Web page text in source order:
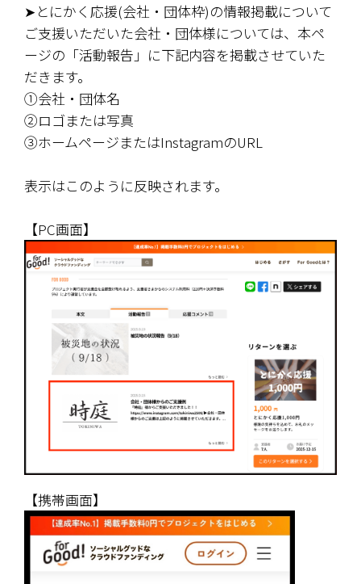
➤ とにかく応援(会社・団体枠)の情報掲載について
ご支援いただいた会社・団体様については、本ペ
ージの「活動報告」に下記内容を掲載させていた
だきます。
①会社・団体名
②ロゴまたは写真
③ホームページまたはInstagramのURL
表示はこのように反映されます。
【PC画面】
【携帯画面】